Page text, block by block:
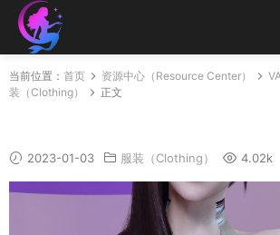
当前位置： 首页 资源中心（Resource Center）
装（Clothing）
正文
2023-01-03 服装（Clothing） 4.02k